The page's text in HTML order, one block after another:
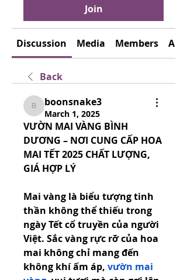
Join
Discussion Media Members
Back
boonsnake3
boonsnake3
March 1, 2025
VƯỜN MAI VÀNG BÌNH
DƯƠNG – NƠI CUNG CẤP HOA
MAI TẾT 2025 CHẤT LƯỢNG,
GIÁ HỢP LÝ
Mai vàng là biểu tượng tinh
thần không thể thiếu trong
ngày Tết cổ truyền của người
Việt. Sắc vàng rực rỡ của hoa
mai không chỉ mang đến
không khí ấm áp, vườn mai